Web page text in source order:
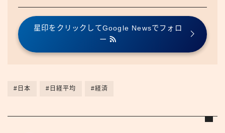
星印をクリックしてGoogle Newsでフォロ
ー
#日本 #日経平均 #経済